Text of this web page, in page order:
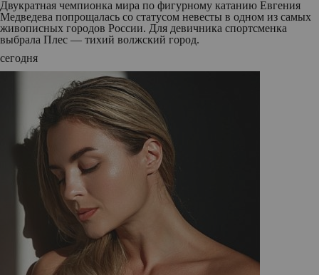
Двукратная чемпионка мира по фигурному катанию Евгения
Медведева попрощалась со статусом невесты в одном из самых
живописных городов России. Для девичника спортсменка
выбрала Плес — тихий волжский город.
сегодня